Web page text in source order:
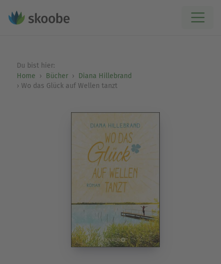
Du bist hier:
Home
Bücher
Diana Hillebrand
Wo das Glück auf Wellen tanzt